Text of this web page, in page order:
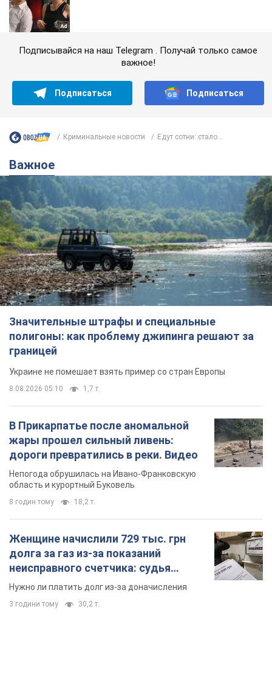
Подписывайся на наш Telegram . Получай только самое
важное!
Подписаться Подписаться
Криминальные новости Едут сотни: стало...
Важное
Значительные штрафы и специальные
полигоны: как проблему джипинга решают за
границей
Украине не помешает взять пример со стран Европы
8.08.2026 05:10 1,7 т.
В Прикарпатье после аномальной
жары прошел сильный ливень:
дороги превратились в реки. Видео
Непогода обрушилась на Ивано-Франковскую
область и курортный Буковель
8 годин тому 18,2 т.
Женщине начислили 729 тыс. грн
долга за газ из-за показаний
неисправного счетчика: судья
вынес неожиданное решение
Нужно ли платить долг из-за доначисления
3 години тому 30,2 т.